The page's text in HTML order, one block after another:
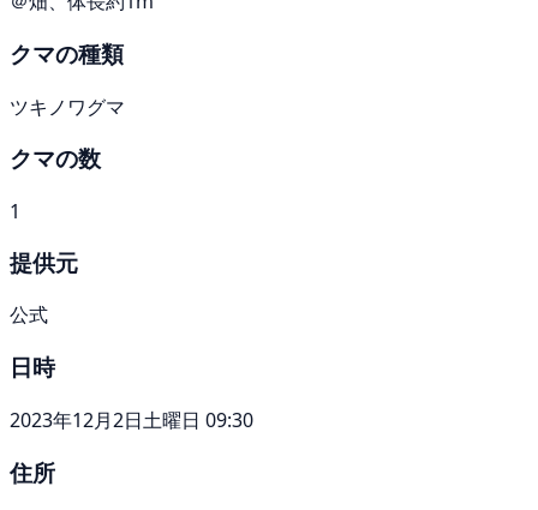
クマの種類
ツキノワグマ
クマの数
1
提供元
公式
日時
2023年12月2日土曜日 09:30
住所